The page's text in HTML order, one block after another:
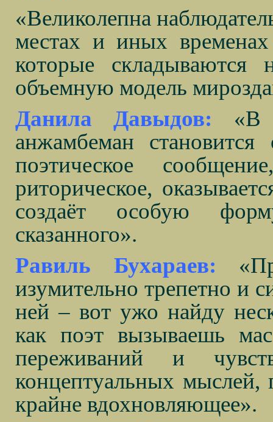
«Великолепна
местах и иных
которые
объемную модель
Данила Давыдов:
«В
анжамбеман
поэтическое
риторическое,
создаёт особую
сказанного».
Равиль Бухараев:
изумительно трепетно и
ней – вот ужо найду
как поэт вызываешь
переживаний и
концептуальных мыслей,
крайне вдохновляющее».